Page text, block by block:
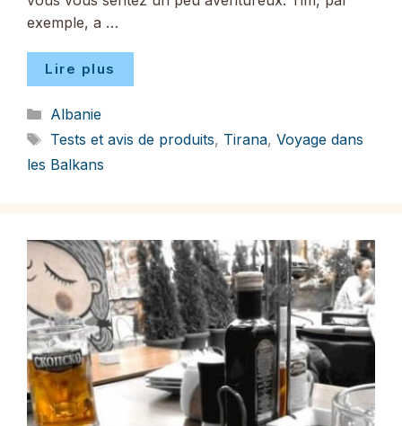
exemple, a …
Lire plus
Catégories
Albanie
Étiquettes
Tests et avis de produits, Tirana, Voyage dans
les Balkans